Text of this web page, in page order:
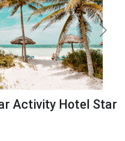
Next
Activity Hotel Star